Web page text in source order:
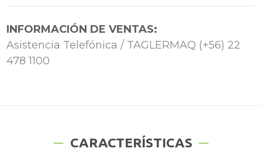
INFORMACIÓN DE VENTAS:
Asistencia Telefónica / TAGLERMAQ (+56) 22
478 1100
CARACTERÍSTICAS